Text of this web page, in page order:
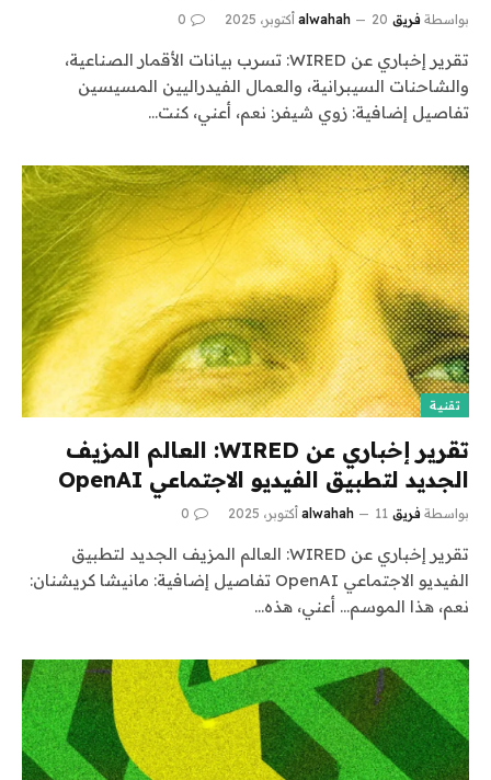
بواسطة فريق alwahah 20 أكتوبر، 2025 0
تقرير إخباري عن WIRED: تسرب بيانات الأقمار الصناعية،
والشاحنات السيبرانية، والعمال الفيدراليين المسيسين
تفاصيل إضافية: زوي شيفر: نعم، أعني، كنت…
تقنية
تقرير إخباري عن WIRED: العالم المزيف
الجديد لتطبيق الفيديو الاجتماعي OpenAI
بواسطة فريق alwahah 11 أكتوبر، 2025 0
تقرير إخباري عن WIRED: العالم المزيف الجديد لتطبيق
الفيديو الاجتماعي OpenAI تفاصيل إضافية: مانيشا كريشنان:
نعم، هذا الموسم… أعني، هذه…